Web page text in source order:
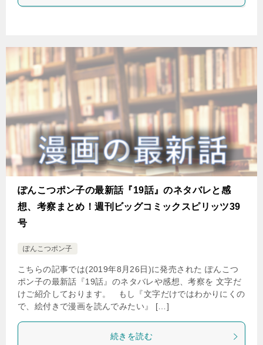
ぽんこつポン子の最新話『19話』のネタバレと感
想、考察まとめ！週刊ビッグコミックスピリッツ39
号
ぽんこつポン子
こちらの記事では(2019年8月26日)に発売された ぽんこつ
ポン子の最新話『19話』のネタバレや感想、考察を 文字だ
けご紹介しております。 もし『文字だけではわかりにくの
で、絵付きで漫画を読んでみたい』 […]
続きを読む